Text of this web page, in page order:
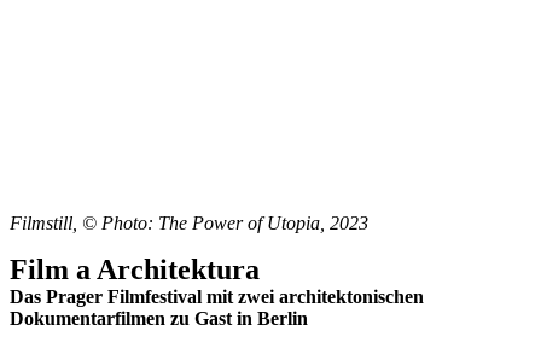
Filmstill, © Photo: The Power of Utopia, 2023
Film a Architektura
Das Prager Filmfestival mit zwei architektonischen
Dokumentarfilmen zu Gast in Berlin